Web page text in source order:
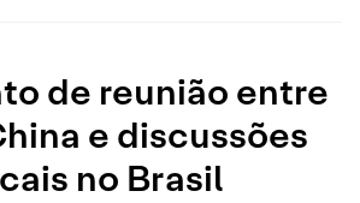
de reunião entre
e discussões
no Brasil